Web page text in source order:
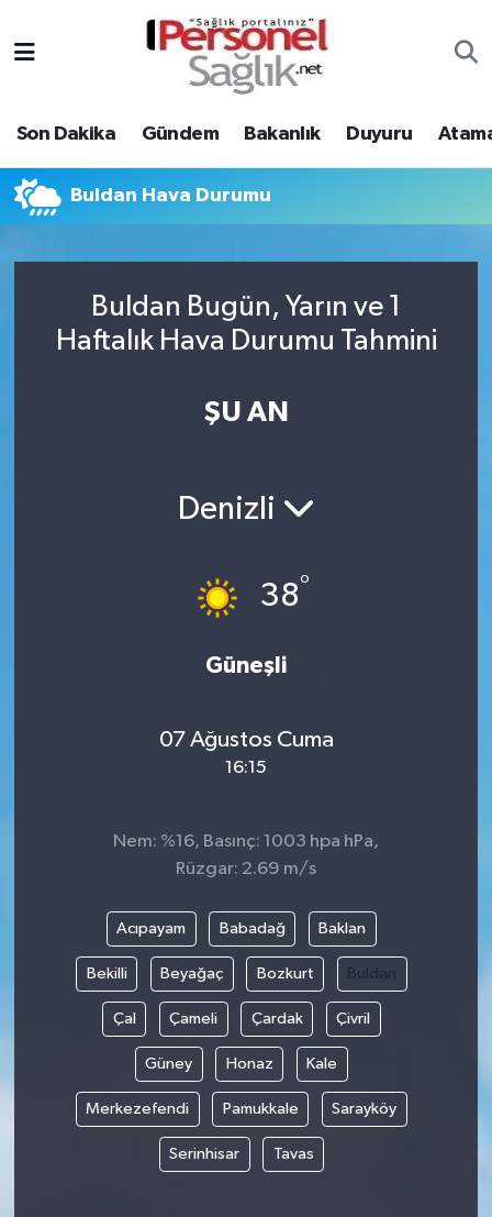
Son Dakika Gündem Bakanlık Duyuru
Buldan Hava Durumu
Buldan Bugün, Yarın ve 1
Haftalık Hava Durumu Tahmini
ŞU AN
Denizli
38°
Güneşli
07 Ağustos Cuma
16:15
Nem: %16, Basınç: 1003 hpa hPa,
Rüzgar: 2.69 m/s
Acıpayam Babadağ Baklan
Bekilli Beyağaç Bozkurt Buldan
Çal Çameli Çardak Çivril
Güney Honaz Kale
Merkezefendi Pamukkale Sarayköy
Serinhisar Tavas
Gündem
Bakanlık
Atamalar
Nöbetçi Eczaneler
Hava Durumu
Trafik Durumu
Tüm Manşetler